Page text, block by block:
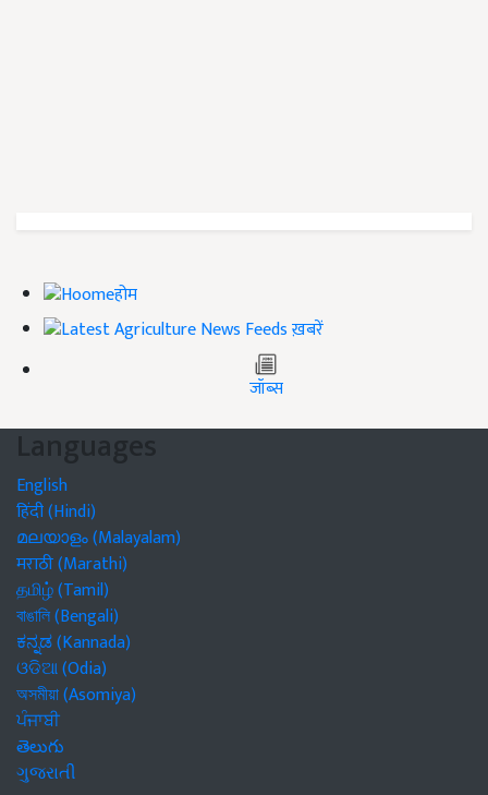
होम
ख़बरें
जॉब्स
Languages
English
हिंदी (Hindi)
മലയാളം (Malayalam)
मराठी (Marathi)
தமிழ் (Tamil)
বাঙালি (Bengali)
ಕನ್ನಡ (Kannada)
ଓଡିଆ (Odia)
অসমীয়া (Asomiya)
ਪੰਜਾਬੀ
తెలుగు
ગુજરાતી